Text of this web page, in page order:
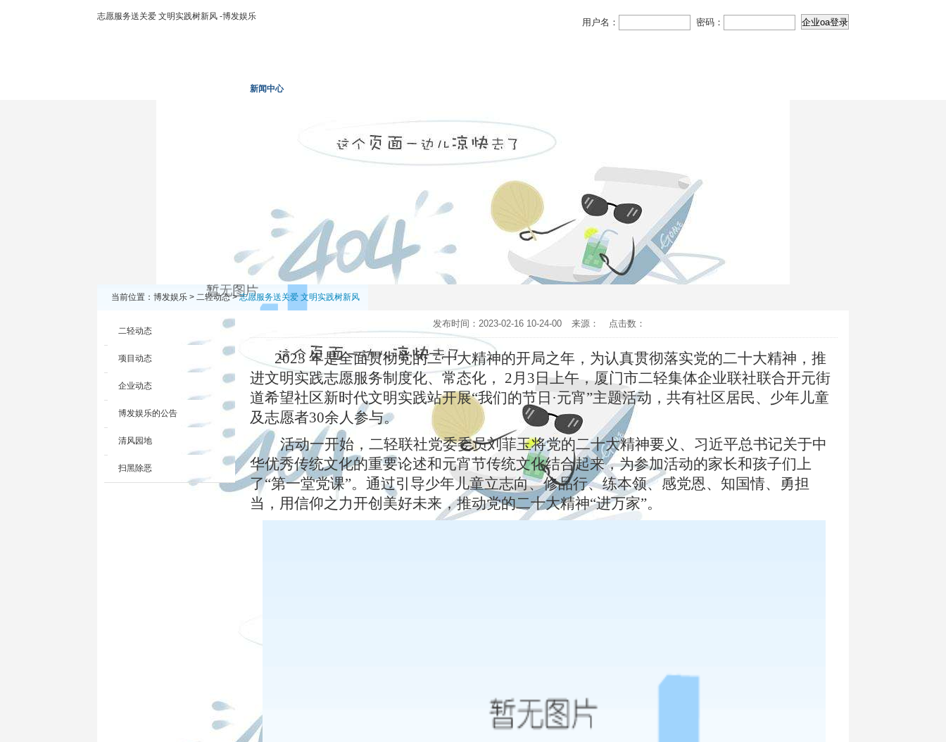
志愿服务送关爱 文明实践树新风 -博发娱乐
用户名： 密码：
新闻中心
当前位置： 博发娱乐 > 二轻动态>志愿服务送关爱 文明实践树新风
二轻动态
项目动态
企业动态
博发娱乐的公告
清风园地
扫黑除恶
发布时间：2023-02-16 10-24-00 来源： 点击数：
2023 年是全面贯彻党的二十大精神的开局之年，为认真贯彻落实党的二十大精神，推
进文明实践志愿服务制度化、常态化， 2月3日上午，厦门市二轻集体企业联社联合开元街
道希望社区新时代文明实践站开展“我们的节日·元宵”主题活动，共有社区居民、少年儿童
及志愿者30余人参与。
活动一开始，二轻联社党委委员刘菲玉将党的二十大精神要义、习近平总书记关于中
华优秀传统文化的重要论述和元宵节传统文化结合起来，为参加活动的家长和孩子们上
了“第一堂党课”。通过引导少年儿童立志向、修品行、练本领、感党恩、知国情、勇担
当，用信仰之力开创美好未来，推动党的二十大精神“进万家”。